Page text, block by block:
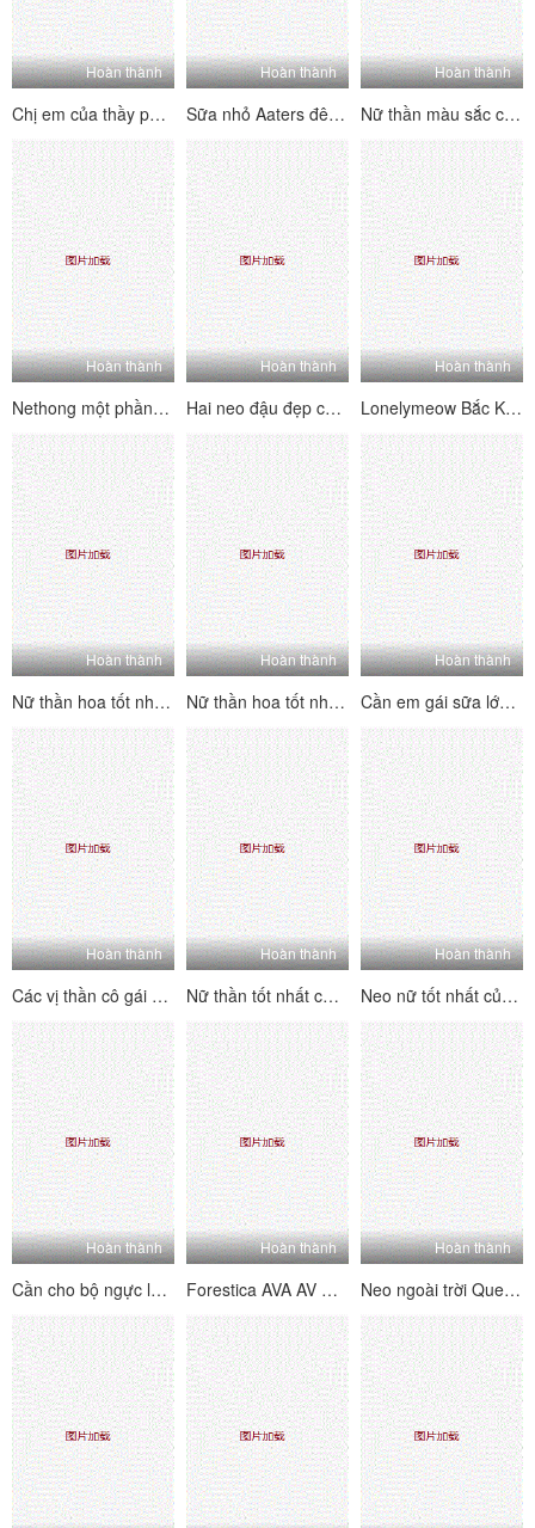
Hoàn thành
Chị em của thầy phù thủy thể hiện sự say mê của họ, họ thu hút rất nhiều tiếng cười, và tất cả những cơn đau nhói phát nổ, và giọng nói dâm dục luôn không ngừng
Hoàn thành
Sữa nhỏ Aaters đêm Lulu Crown Phần phúc lợi (4)
Hoàn thành
Nữ thần màu sắc của ngành một màu trắng Puman xuất hiện mới nhất Wechat Welfare 11 bộ sưu tập (7)
Hoàn thành
Nethong một phần (7)
Hoàn thành
Hai neo đậu đẹp chất lượng cao về người hâm mộ Cannon 4P
Hoàn thành
Lonelymeow Bắc Kinh Yaoyao hiện đang so sánh bộ sưu tập tạp chí tình dục hoàn chỉnh 4K 4K Xem trước 4K Meowmeow Vol.2
Hoàn thành
Nữ thần hoa tốt nhất mà những kẻ xấu nhỏ bắt đầu đến cuối bộ hoàn chỉnh 3 người xấu nhỏ emm26
Hoàn thành
Nữ thần hoa tốt nhất mà những kẻ xấu nhỏ bắt đầu đến cuối bộ hoàn chỉnh 3 chàng trai nhỏ và xấu EMM32
Hoàn thành
Cần em gái sữa lớn, chị em của bạn 20200526 (2)
Hoàn thành
Các vị thần cô gái mới tốt nhất muốn muốn bố giữ mật khẩu mật khẩu phúc lợi trực tiếp quy mô lớn Cắm lỗ hồng DC White Pulp 10 giờ (6)
Hoàn thành
Nữ thần tốt nhất chất lượng cao neo trắng bắt nạt phát sóng trực tiếp Dew Face Wechat Bộ sưu tập phúc lợi Live (3)
Hoàn thành
Neo nữ tốt nhất của Kawaii (9)
Hoàn thành
Cần cho bộ ngực lớn Hông neo Wang Fina (Ni Zhi Lin) Live Big Show Welfare Bộ sưu tập phúc lợi xe thể thao Wang Fina Yi Squad Duxo (1)
Hoàn thành
Forestica AVA AV MD MD0101 National Wind Cheongsam Cheongsam Cám dỗ LUSTS đan xen hàng ngàn mùa hè
Hoàn thành
Neo ngoài trời Queen Magnolia, Chị gái Lá Grand Collection Wechat Welfare Live Socket